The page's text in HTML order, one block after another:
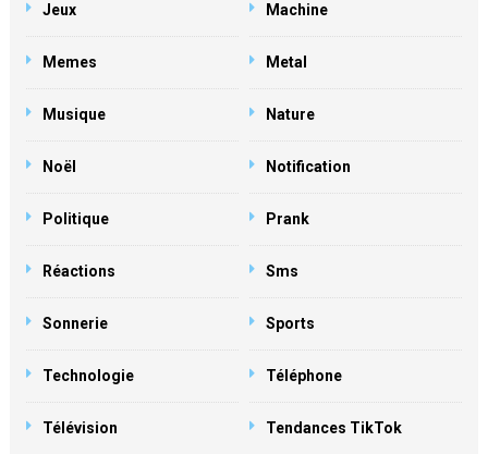
Jeux Machine
Memes Metal
Musique Nature
Noël Notification
Politique Prank
Réactions Sms
Sonnerie Sports
Technologie Téléphone
Télévision Tendances TikTok